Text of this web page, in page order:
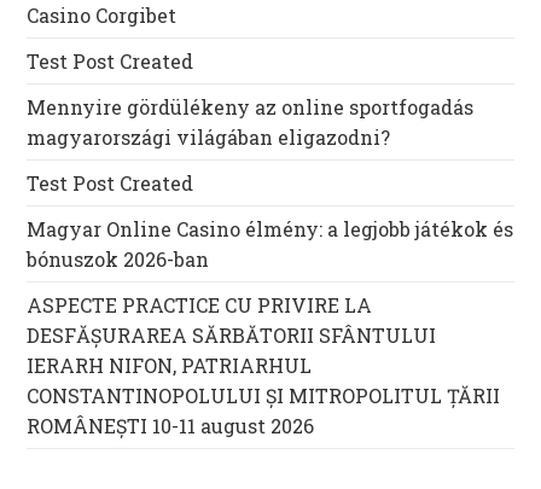
Casino Corgibet
Test Post Created
Mennyire gördülékeny az online sportfogadás
magyarországi világában eligazodni?
Test Post Created
Magyar Online Casino élmény: a legjobb játékok és
bónuszok 2026-ban
ASPECTE PRACTICE CU PRIVIRE LA
DESFĂȘURAREA SĂRBĂTORII SFÂNTULUI
IERARH NIFON, PATRIARHUL
CONSTANTINOPOLULUI ŞI MITROPOLITUL ȚĂRII
ROMÂNEȘTI 10-11 august 2026